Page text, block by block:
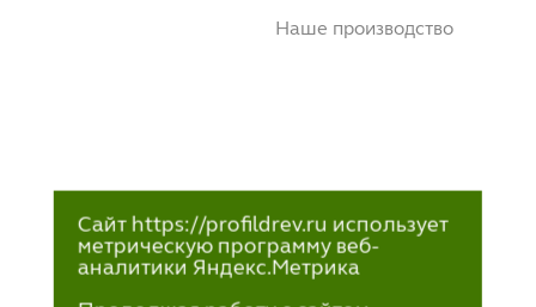
Наше производство
Сайт https://profildrev.ru использует
метрическую программу веб-
аналитики Яндекс.Метрика